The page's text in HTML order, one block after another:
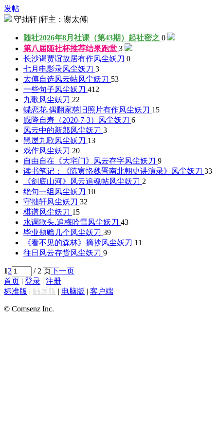
发帖
守拙轩 |轩主：谢太傅|
随社2026年8月社课（第43期）起社密之 0
第八届随社杯推荐结果跑堂 3
长沙谒贾谊故居有作风尘妖刀 0
七月电影录风尘妖刀 3
太傅自选风云帖风尘妖刀 53
一些句子风尘妖刀 412
九歌风尘妖刀 22
蝶恋花.偶翻家慈旧照片有作风尘妖刀 15
贱降自寿（2020-7-3）
风尘妖刀 6
风云中的新郎风尘妖刀 3
黑屋九歌风尘妖刀 13
戏作风尘妖刀 20
自由自在《大宅门》风云存字风尘妖刀 9
读书笔记：《陈寅恪魏晋南北朝史讲演录》
风尘妖刀 33
《剑底山河》风云追魂帖风尘妖刀 2
绝句一组 风尘妖刀 10
守拙轩风尘妖刀 32
棋谱风尘妖刀 15
水调歌头.追梅吟雪风尘妖刀 43
毕业题赠几个风尘妖刀 39
《看不见的森林》摘抄风尘妖刀 11
往日风云存货风尘妖刀 9
12 / 2 页下一页
首页 | 登录 | 注册
标准版 | 触屏版 | 电脑版 | 客户端
© Comsenz Inc.